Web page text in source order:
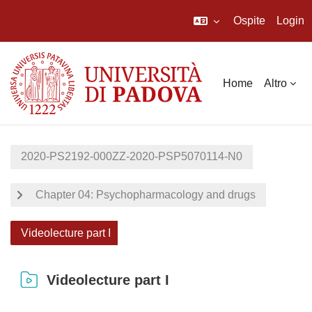
Ospite Login
Home Altro
2020-PS2192-000ZZ-2020-PSP5070114-N0
Chapter 04: Psychopharmacology and drugs
Videolecture part I
Videolecture part I